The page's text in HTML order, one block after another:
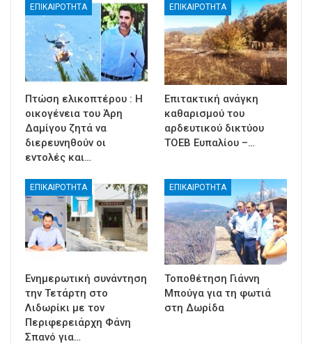
ΕΠΙΚΑΙΡΟΤΗΤΑ
Πτώση ελικοπτέρου : Η
οικογένεια του Άρη
Δαμίγου ζητά να
διερευνηθούν οι
εντολές και…
ΕΠΙΚΑΙΡΟΤΗΤΑ
Επιτακτική ανάγκη
καθαρισμού του
αρδευτικού δικτύου
ΤΟΕΒ Ευπαλίου –…
ΕΠΙΚΑΙΡΟΤΗΤΑ
Ενημερωτική συνάντηση
την Τετάρτη στο
Λιδωρίκι με τον
Περιφερειάρχη Φάνη
Σπανό για…
ΕΠΙΚΑΙΡΟΤΗΤΑ
Τοποθέτηση Γιάννη
Μπούγα για τη φωτιά
στη Δωρίδα